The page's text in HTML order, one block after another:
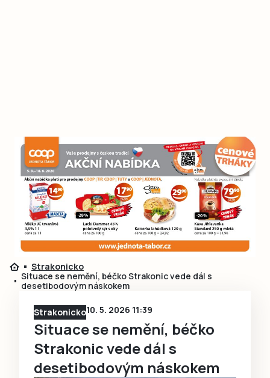
Strakonicko
Situace se nemění, béčko Strakonic vede dál s
desetibodovým náskokem
Strakonicko10. 5. 2026 11:39
Situace se nemění, béčko
Strakonic vede dál s
desetibodovým náskokem